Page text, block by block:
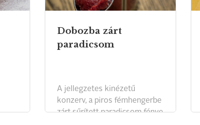
Dobozba zárt
paradicsom
A jellegzetes kinézetű
konzerv, a piros fémhengerbe
zárt sűrített paradicsom fénye